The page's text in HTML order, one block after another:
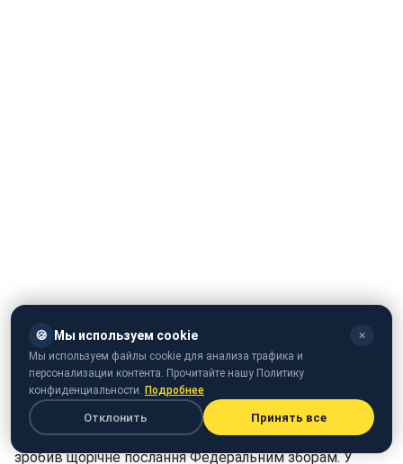
У четвер, 1 грудня, президент Росії Володимир Путін
зробив щорічне послання Федеральним зборам. У
🍪 Мы используем cookie ✕
Мы используем файлы cookie для анализа трафика и
персонализации контента. Прочитайте нашу Политику
конфиденциальности. Подробнее
Отклонить Принять все